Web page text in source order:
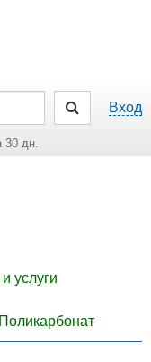
Вход
30 дн.
услуги
Поликарбонат